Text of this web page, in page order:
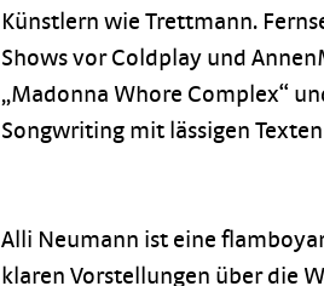
Künstlern wie Trettmann.
Shows vor Coldplay und
„Madonna Whore Complex“
Songwriting mit lässigen
Alli Neumann ist eine
klaren Vorstellungen über die